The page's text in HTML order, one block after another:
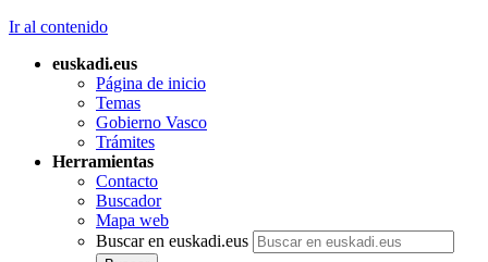
Ir al contenido
euskadi.eus
Página de inicio
Temas
Gobierno Vasco
Trámites
Herramientas
Contacto
Buscador
Mapa web
Buscar en euskadi.eus